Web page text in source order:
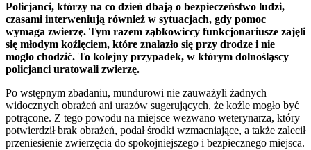
Policjanci, którzy na co dzień dbają o bezpieczeństwo ludzi,
czasami interweniują również w sytuacjach, gdy pomoc
wymaga zwierzę. Tym razem ząbkowiccy funkcjonariusze zajęli
się młodym koźlęciem, które znalazło się przy drodze i nie
mogło chodzić. To kolejny przypadek, w którym dolnośląscy
policjanci uratowali zwierzę.
Po wstępnym zbadaniu, mundurowi nie zauważyli żadnych
widocznych obrażeń ani urazów sugerujących, że koźle mogło być
potrącone. Z tego powodu na miejsce wezwano weterynarza, który
potwierdził brak obrażeń, podał środki wzmacniające, a także zalecił
przeniesienie zwierzęcia do spokojniejszego i bezpiecznego miejsca.